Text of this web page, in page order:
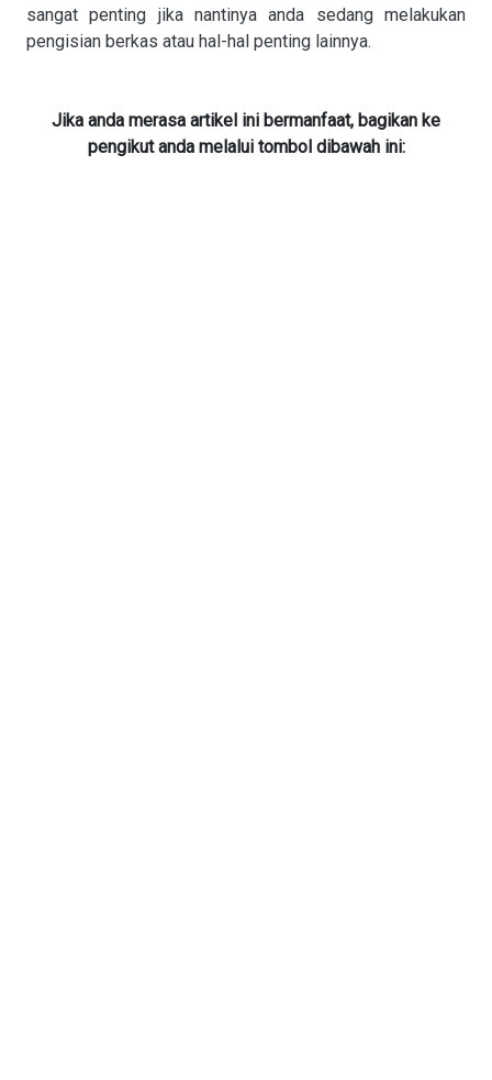
sangat penting jika nantinya anda sedang melakukan
pengisian berkas atau hal-hal penting lainnya.
Jika anda merasa artikel ini bermanfaat, bagikan ke
pengikut anda melalui tombol dibawah ini: